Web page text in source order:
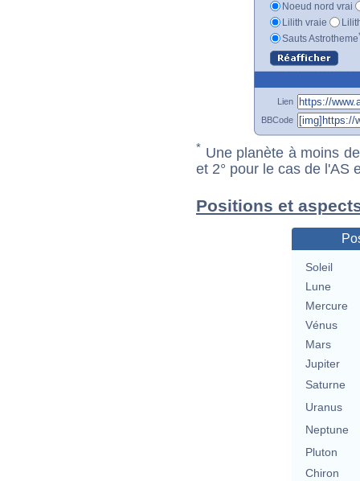
Noeud nord vrai
Lilith vraie
Sauts Astrotheme
Lien
BBCode
* Une planète à moins
et 2° pour le cas de l'AS
Positions et
Soleil
Lune
Mercure
Vénus
Mars
Jupiter
Saturne
Uranus
Neptune
Pluton
Chiron